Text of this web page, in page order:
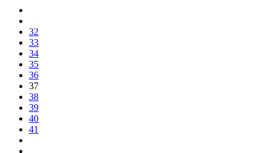
32
33
34
35
36
37
38
39
40
41